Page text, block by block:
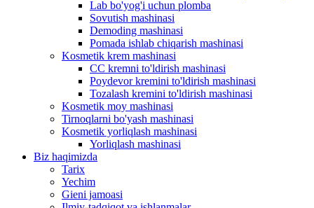
Lab bo'yog'i uchun plomba
Sovutish mashinasi
Demoding mashinasi
Pomada ishlab chiqarish mashinasi
Kosmetik krem ​​mashinasi
CC kremni to'ldirish mashinasi
Poydevor kremini to'ldirish mashinasi
Tozalash kremini to'ldirish mashinasi
Kosmetik moy mashinasi
Tirnoqlarni bo'yash mashinasi
Kosmetik yorliqlash mashinasi
Yorliqlash mashinasi
Biz haqimizda
Tarix
Yechim
Gieni jamoasi